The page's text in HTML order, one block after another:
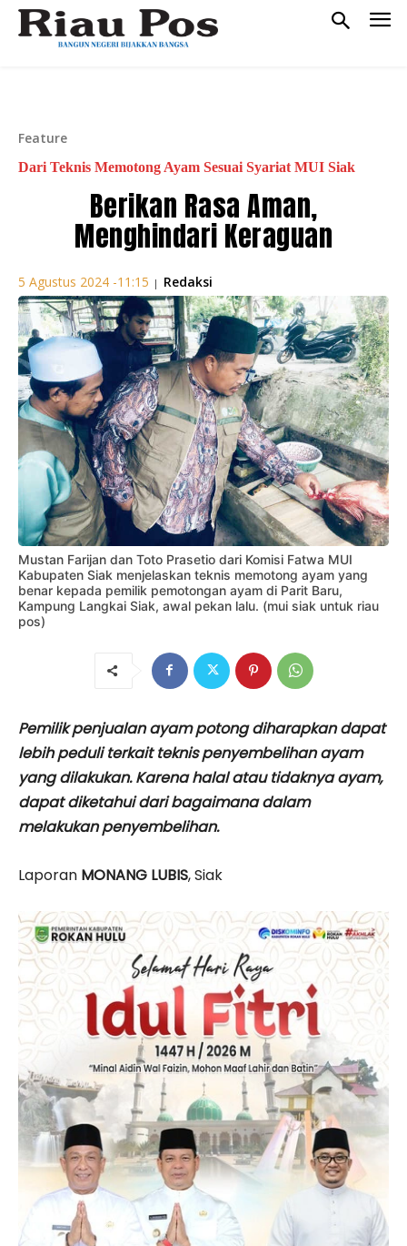
Feature
Dari Teknis Memotong Ayam Sesuai Syariat MUI Siak
Berikan Rasa Aman,
Menghindari Keraguan
5 Agustus 2024 -11:15 | Redaksi
Mustan Farijan dan Toto Prasetio dari Komisi Fatwa MUI
Kabupaten Siak menjelaskan teknis memotong ayam yang
benar kepada pemilik pemotongan ayam di Parit Baru,
Kampung Langkai Siak, awal pekan lalu. (mui siak untuk riau
pos)
Pemilik penjualan ayam potong diharapkan dapat
lebih peduli terkait teknis penyembelihan ayam
yang dilakukan. Karena halal atau tidaknya ayam,
dapat diketahui dari bagaimana dalam
melakukan penyembelihan.
Laporan MONANG LUBIS, Siak